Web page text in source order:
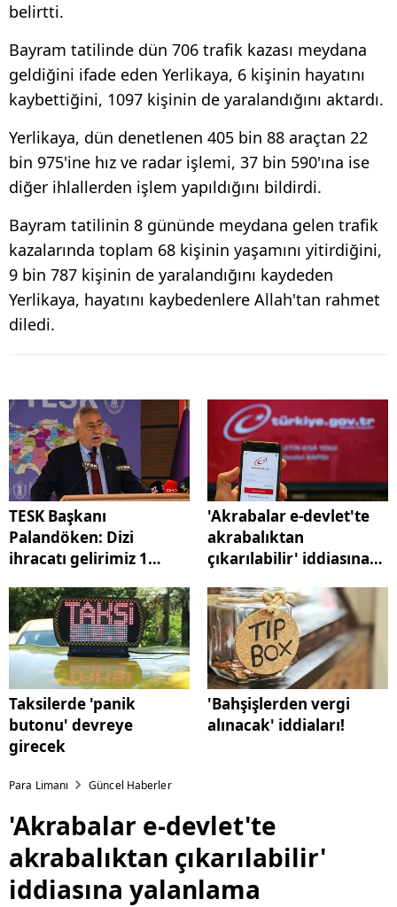
belirtti.
Bayram tatilinde dün 706 trafik kazası meydana
geldiğini ifade eden Yerlikaya, 6 kişinin hayatını
kaybettiğini, 1097 kişinin de yaralandığını aktardı.
Yerlikaya, dün denetlenen 405 bin 88 araçtan 22
bin 975'ine hız ve radar işlemi, 37 bin 590'ına ise
diğer ihlallerden işlem yapıldığını bildirdi.
Bayram tatilinin 8 gününde meydana gelen trafik
kazalarında toplam 68 kişinin yaşamını yitirdiğini,
9 bin 787 kişinin de yaralandığını kaydeden
Yerlikaya, hayatını kaybedenlere Allah'tan rahmet
diledi.
TESK Başkanı
Palandöken: Dizi
ihracatı gelirimiz 1
çıkarılmalı
'Akrabalar e-devlet'te
akrabalıktan
çıkarılabilir' iddiasına
Taksilerde 'panik
butonu' devreye
girecek
'Bahşişlerden vergi
alınacak' iddiaları!
Para Limanı Güncel Haberler
'Akrabalar e-devlet'te
akrabalıktan çıkarılabilir'
iddiasına yalanlama